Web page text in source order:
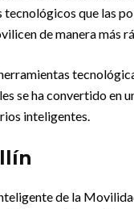
tecnológicos que las
de manera más
se ha convertido en
inteligentes.
de la